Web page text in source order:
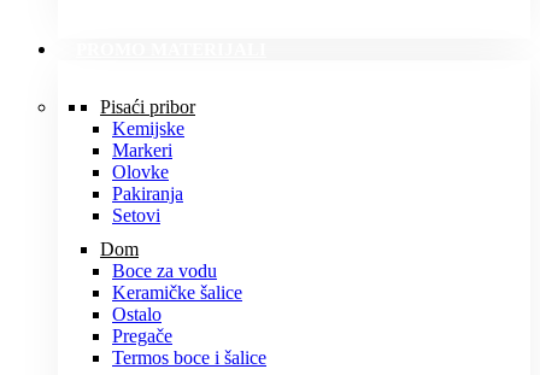
Pisaći pribor
Kemijske
Markeri
Olovke
Pakiranja
Setovi
Dom
Boce za vodu
Keramičke šalice
Ostalo
Pregače
Termos boce i šalice